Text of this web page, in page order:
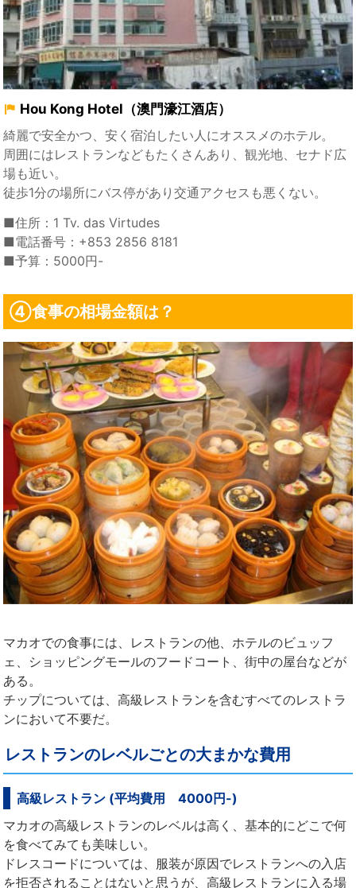
Hou Kong Hotel（澳門濠江酒店）
綺麗で安全かつ、安く宿泊したい人にオススメのホテル。
周囲にはレストランなどもたくさんあり、観光地、セナド広
場も近い。
徒歩1分の場所にバス停があり交通アクセスも悪くない。
■住所：1 Tv. das Virtudes
■電話番号：+853 2856 8181
■予算：5000円-
④食事の相場金額は？
マカオでの食事には、レストランの他、ホテルのビュッフ
ェ、ショッピングモールのフードコート、街中の屋台などが
ある。
チップについては、高級レストランを含むすべてのレストラ
ンにおいて不要だ。
レストランのレベルごとの大まかな費用
高級レストラン (平均費用 4000円-)
マカオの高級レストランのレベルは高く、基本的にどこで何
を食べてみても美味しい。
ドレスコードについては、服装が原因でレストランへの入店
を拒否されることはないと思うが、高級レストランに入る場